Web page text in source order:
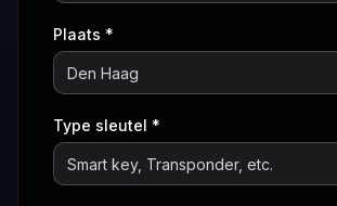
Plaats *
Type sleutel *